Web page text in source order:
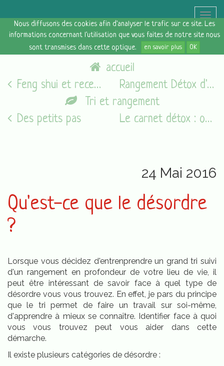
Nous diffusons des cookies afin d'analyser le trafic sur ce site. Les
informations concernant l'utilisation que vous faites de notre site nous
sont transmises dans cette optique.
en savoir plus OK
Toggle
accueil
Feng shui et recettes magiques
Rangement Détox d'Alexandra Viragh
Tri et rangement
Des petits pas
Le carnet détox : observation et bilan
24 Mai 2016
Qu'est-ce que le désordre
?
Lorsque vous décidez d'entrenprendre un grand tri suivi
d'un rangement en profondeur de votre lieu de vie, il
peut être intéressant de savoir face à quel type de
désordre vous vous trouvez. En effet, je pars du principe
que le tri permet de faire un travail sur soi-même,
d'apprendre à mieux se connaître. Identifier face à quoi
vous vous trouvez peut vous aider dans cette
démarche.
Il existe plusieurs catégories de désordre :